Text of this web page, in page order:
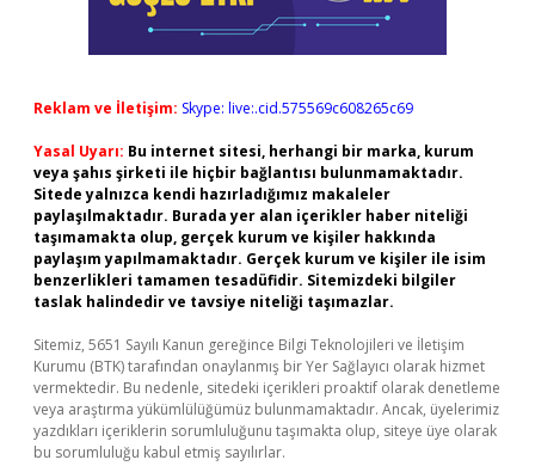
Reklam ve İletişim: Skype: live:.cid.575569c608265c69
Yasal Uyarı: Bu internet sitesi, herhangi bir marka, kurum
veya şahıs şirketi ile hiçbir bağlantısı bulunmamaktadır.
Sitede yalnızca kendi hazırladığımız makaleler
paylaşılmaktadır. Burada yer alan içerikler haber niteliği
taşımamakta olup, gerçek kurum ve kişiler hakkında
paylaşım yapılmamaktadır. Gerçek kurum ve kişiler ile isim
benzerlikleri tamamen tesadüfidir. Sitemizdeki bilgiler
taslak halindedir ve tavsiye niteliği taşımazlar.
Sitemiz, 5651 Sayılı Kanun gereğince Bilgi Teknolojileri ve İletişim
Kurumu (BTK) tarafından onaylanmış bir Yer Sağlayıcı olarak hizmet
vermektedir. Bu nedenle, sitedeki içerikleri proaktif olarak denetleme
veya araştırma yükümlülüğümüz bulunmamaktadır. Ancak, üyelerimiz
yazdıkları içeriklerin sorumluluğunu taşımakta olup, siteye üye olarak
bu sorumluluğu kabul etmiş sayılırlar.